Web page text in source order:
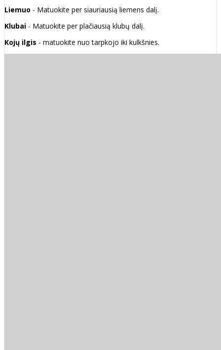
Liemuo - Matuokite per siauriausią liemens dalį.
Klubai - Matuokite per plačiausią klubų dalį.
Kojų ilgis - matuokite nuo tarpkojo iki kulkšnies.